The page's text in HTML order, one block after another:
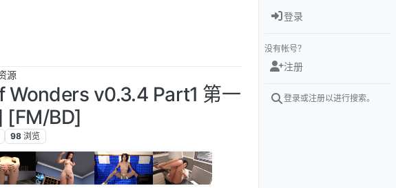
源
v0.3.4 Part1 第一
[FM/BD]
98 浏览
登录
没有帐号？
注册
登录或注册以进行搜索。